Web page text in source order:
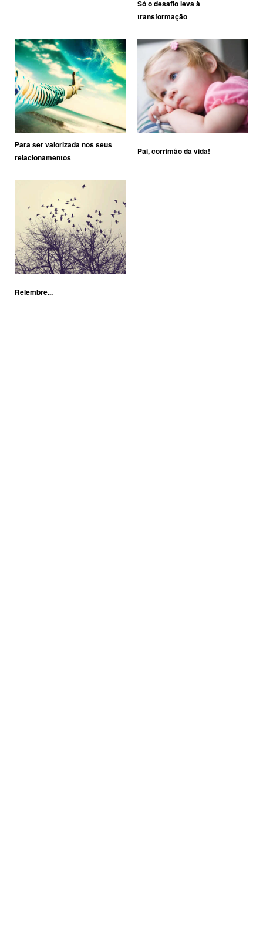
Só o desafio leva à
transformação
Para ser valorizada nos seus
relacionamentos
Pai, corrimão da vida!
Relembre...